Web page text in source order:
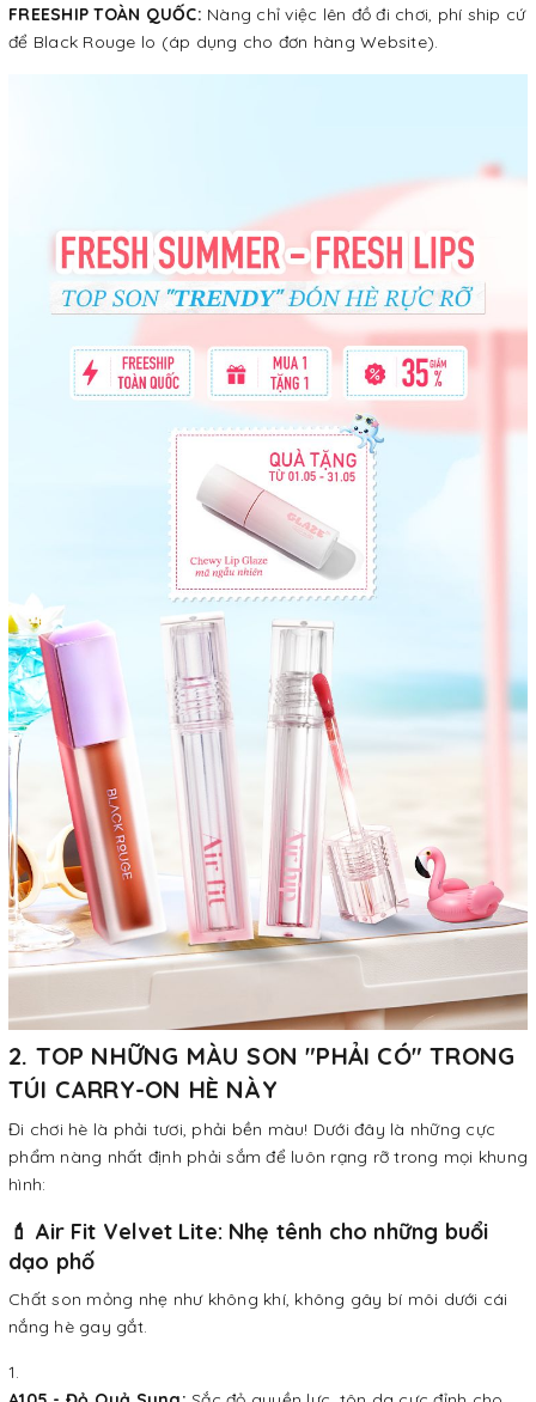
FREESHIP TOÀN QUỐC: Nàng chỉ việc lên đồ đi chơi, phí ship cứ
để Black Rouge lo (áp dụng cho đơn hàng Website).
2. TOP NHỮNG MÀU SON "PHẢI CÓ" TRONG
TÚI CARRY-ON HÈ NÀY
Đi chơi hè là phải tươi, phải bền màu! Dưới đây là những cực
phẩm nàng nhất định phải sắm để luôn rạng rỡ trong mọi khung
hình:
💄 Air Fit Velvet Lite: Nhẹ tênh cho những buổi
dạo phố
Chất son mỏng nhẹ như không khí, không gây bí môi dưới cái
nắng hè gay gắt.